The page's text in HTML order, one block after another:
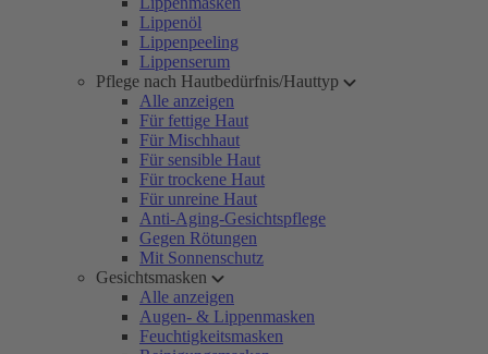
Lippenöl
Lippenpeeling
Lippenserum
Pflege nach Hautbedürfnis/Hauttyp
Alle anzeigen
Für fettige Haut
Für Mischhaut
Für sensible Haut
Für trockene Haut
Für unreine Haut
Anti-Aging-Gesichtspflege
Gegen Rötungen
Mit Sonnenschutz
Gesichtsmasken
Alle anzeigen
Augen- & Lippenmasken
Feuchtigkeitsmasken